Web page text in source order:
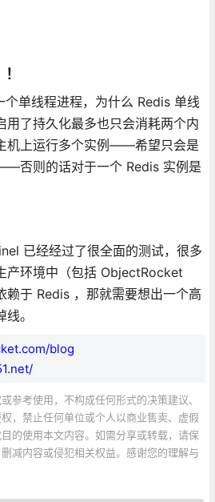
！
个单线程进程，为什么 Redis 单线
用了持久化最多也只会消耗两个内
机上运行多个实例——希望只会是
否则的话对于一个 Redis 实例是
已经经过了很全面的测试，很多
产环境中（包括 ObjectRocket
赖于 Redis ，那就需要想出一个高
。
blog
参考使用，不构成任何形式的决策建议、
，禁止任何单位或个人以商业售卖、虚假
的使用本文内容。如需分享或转载，请保
减内容或侵犯相关权益。感谢您的理解与